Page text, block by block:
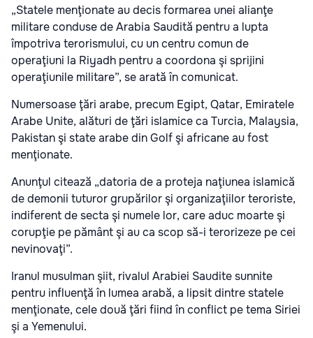
„Statele menţionate au decis formarea unei alianţe
militare conduse de Arabia Saudită pentru a lupta
împotriva terorismului, cu un centru comun de
operaţiuni la Riyadh pentru a coordona şi sprijini
operaţiunile militare”, se arată în comunicat.
Numersoase ţări arabe, precum Egipt, Qatar, Emiratele
Arabe Unite, alături de ţări islamice ca Turcia, Malaysia,
Pakistan şi state arabe din Golf şi africane au fost
menţionate.
Anunţul citează „datoria de a proteja naţiunea islamică
de demonii tuturor grupărilor şi organizaţiilor teroriste,
indiferent de secta şi numele lor, care aduc moarte şi
corupţie pe pământ şi au ca scop să-i terorizeze pe cei
nevinovaţi”.
Iranul musulman şiit, rivalul Arabiei Saudite sunnite
pentru influenţă în lumea arabă, a lipsit dintre statele
menţionate, cele două ţări fiind în conflict pe tema Siriei
şi a Yemenului.